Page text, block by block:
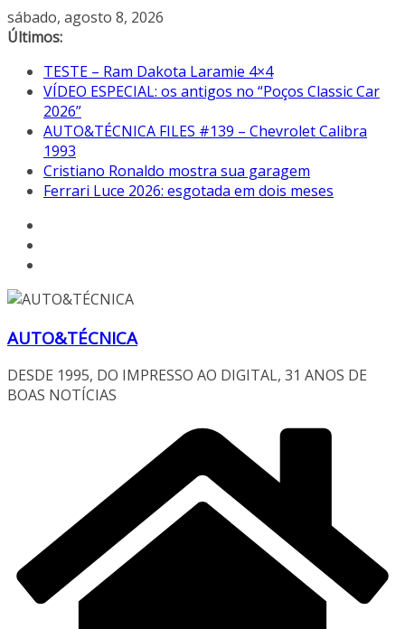
Pular
para
conteúdo
sábado, agosto 8, 2026
Últimos:
TESTE – Ram Dakota Laramie 4×4
VÍDEO ESPECIAL: os antigos no “Poços Classic Car
2026”
AUTO&TÉCNICA FILES #139 – Chevrolet Calibra
1993
Cristiano Ronaldo mostra sua garagem
Ferrari Luce 2026: esgotada em dois meses
AUTO&TÉCNICA
DESDE 1995, DO IMPRESSO AO DIGITAL, 31 ANOS DE
BOAS NOTÍCIAS